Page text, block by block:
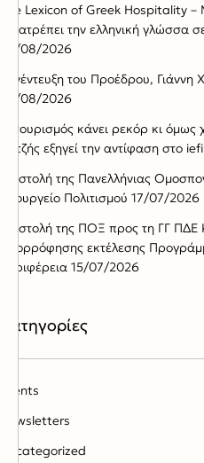
The Lexicon of Greek Hospitality
μετατρέπει την ελληνική γλώσσα
05/08/2026
Συνέντευξη του Προέδρου,
02/08/2026
Ο τουρισμός κάνει ρεκόρ κι
Χατζής εξηγεί την αντίφαση στο
Επιστολή της Πανελλήνιας
Υπουργείο Πολιτισμού 17/07/2026
Επιστολή της ΠΟΞ προς τη ΓΓ
απορρόφησης εκτέλεσης
Περιφέρεια 15/07/2026
Kατηγορίες
Events
Newsletters
Uncategorized